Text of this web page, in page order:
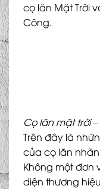
cọ lăn Mặt Trời
Công.
Cọ lăn mặt trời
Trên đây là
của cọ lăn
Không một đơn
diện thương